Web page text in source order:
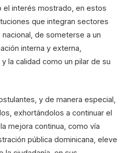
el interés mostrado, en estos
que integran sectores
de someterse a un
interna y externa,
la calidad como un pilar de su
y de manera especial,
exhortándolos a continuar el
mejora continua, como vía
pública dominicana, eleve